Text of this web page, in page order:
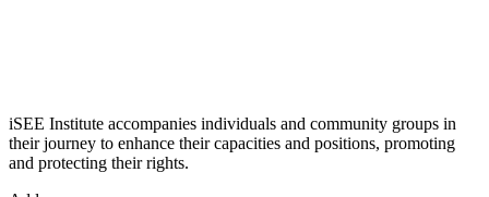
iSEE Institute accompanies individuals and community groups in
their journey to enhance their capacities and positions, promoting
and protecting their rights.